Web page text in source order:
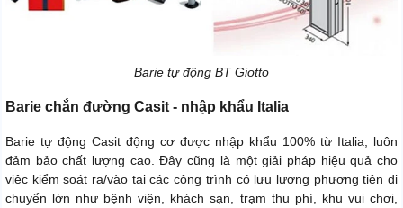
Barie tự động BT Giotto
Barie chắn đường Casit - nhập khẩu Italia
Barie tự động Casit động cơ được nhập khẩu 100% từ Italia, luôn
đảm bảo chất lượng cao. Đây cũng là một giải pháp hiệu quả cho
việc kiểm soát ra/vào tại các công trình có lưu lượng phương tiện di
chuyển lớn như bệnh viện, khách sạn, trạm thu phí, khu vui chơi,